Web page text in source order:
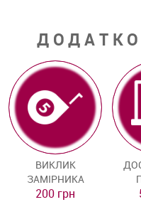
ВИКЛИК
ЗАМІРНИКА
200 грн